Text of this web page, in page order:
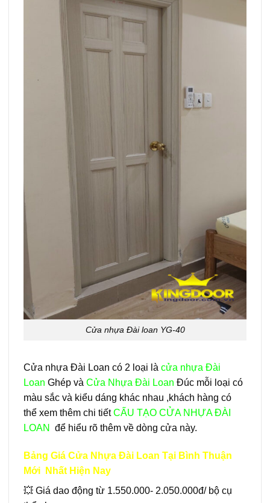
Cửa nhựa Đài loan YG-40
Cửa nhựa Đài Loan có 2 loại là cửa nhựa Đài
Loan Ghép và Cửa Nhựa Đài Loan Đúc mỗi loại có
màu sắc và kiểu dáng khác nhau ,khách hàng có
thể xem thêm chi tiết CẤU TẠO CỬA NHỰA ĐÀI
LOAN
để hiểu rõ thêm về dòng cửa này.
Bảng Giá Cửa Nhựa Đài Loan Tại Bình Thuận
Mới Nhất Hiện Nay
💥 Giá dao động từ 1.550.000- 2.050.000đ/ bộ cụ